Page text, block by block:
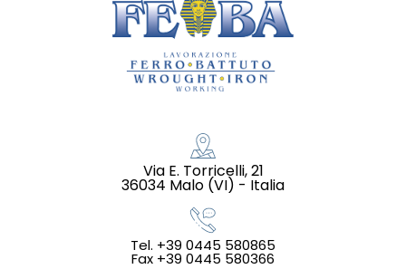
Via E. Torricelli, 21
36034 Malo (VI) - Italia
Tel. +39 0445 580865
Fax +39 0445 580366